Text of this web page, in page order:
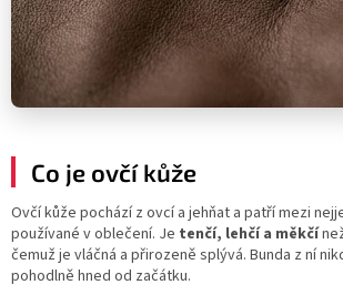
Co je ovčí kůže
Ovčí kůže pochází z ovcí a jehňat a patří mezi
používané v oblečení. Je tenčí, lehčí a měkčí
čemuž je vláčná a přirozeně splývá. Bunda z ní
pohodlně hned od začátku.